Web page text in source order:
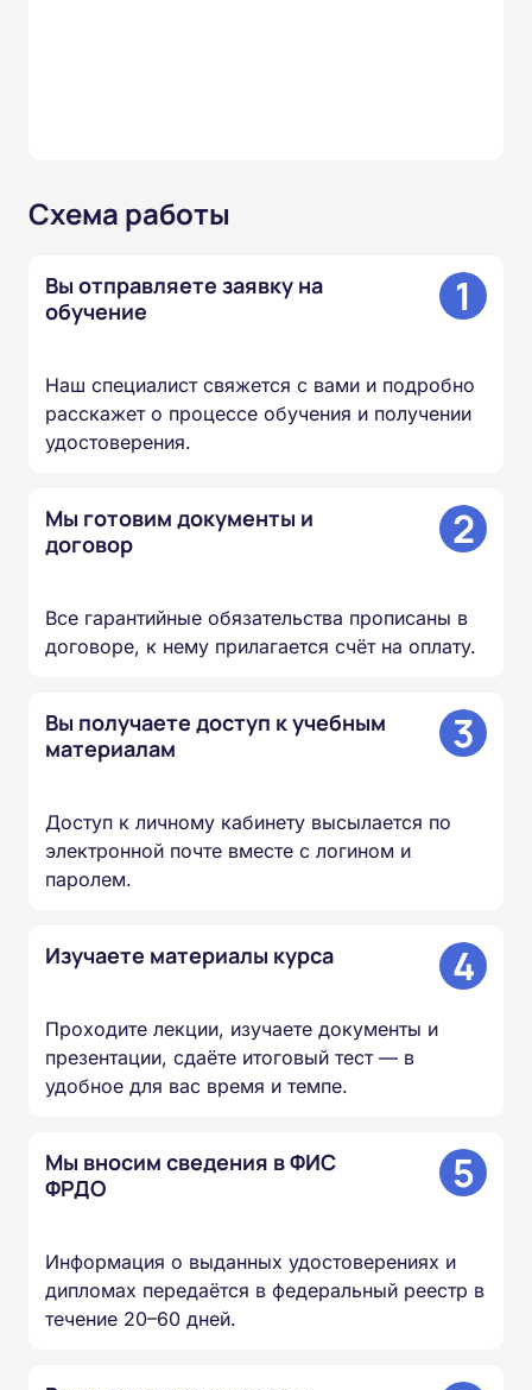
Схема работы
Вы отправляете заявку на
обучение
1
Наш специалист свяжется с вами и подробно
расскажет о процессе обучения и получении
удостоверения.
Мы готовим документы и
договор
2
Все гарантийные обязательства прописаны в
договоре, к нему прилагается счёт на оплату.
Вы получаете доступ к учебным
материалам
3
Доступ к личному кабинету высылается по
электронной почте вместе с логином и
паролем.
Изучаете материалы курса 4
Проходите лекции, изучаете документы и
презентации, сдаёте итоговый тест — в
удобное для вас время и темпе.
Мы вносим сведения в ФИС
ФРДО
5
Информация о выданных удостоверениях и
дипломах передаётся в федеральный реестр в
течение 20–60 дней.